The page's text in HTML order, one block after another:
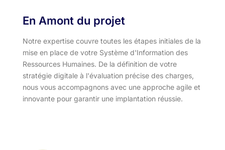
En Amont du projet
Notre expertise couvre toutes les étapes initiales de la
mise en place de votre Système d'Information des
Ressources Humaines. De la définition de votre
stratégie digitale à l'évaluation précise des charges,
nous vous accompagnons avec une approche agile et
innovante pour garantir une implantation réussie.